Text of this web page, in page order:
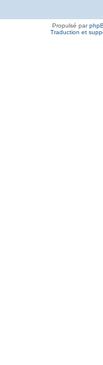
Propulsé par
Traduction et